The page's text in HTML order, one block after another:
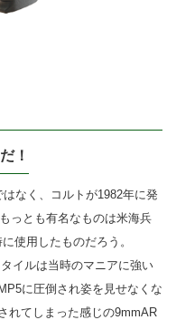
！
なく、コルトが1982年に発
っとも有名なものは米海兵
使用したものだろう。
イルは当時のマニアに強い
に圧倒され姿を見せなくな
れてしまった感じの9mmAR